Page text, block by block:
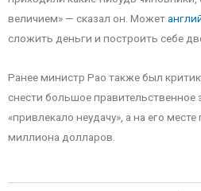
величием» — сказал он. Может
сложить деньги и построить себе
Ранее министр Рао также был
снести большое правительственное
«привлекало неудачу», а на его
миллиона долларов.